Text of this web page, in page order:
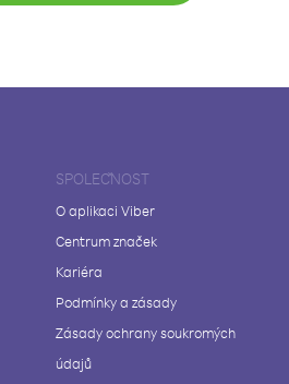
SPOLEČNOST
O aplikaci Viber
Centrum značek
Kariéra
Podmínky a zásady
Zásady ochrany soukromých
údajů